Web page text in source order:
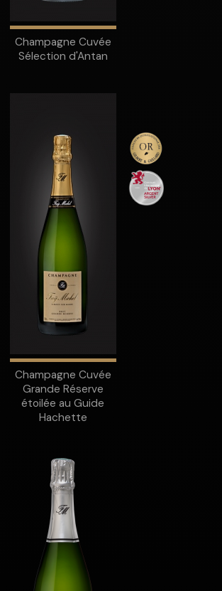
Champagne Cuvée
Sélection d'Antan
Champagne Cuvée
Grande Réserve
étoilée au Guide
Hachette